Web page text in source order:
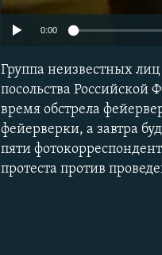
0:00
Группа неизвестных лиц
посольства Российской
время обстрела
фейерверки, а завтра
пяти
протеста против